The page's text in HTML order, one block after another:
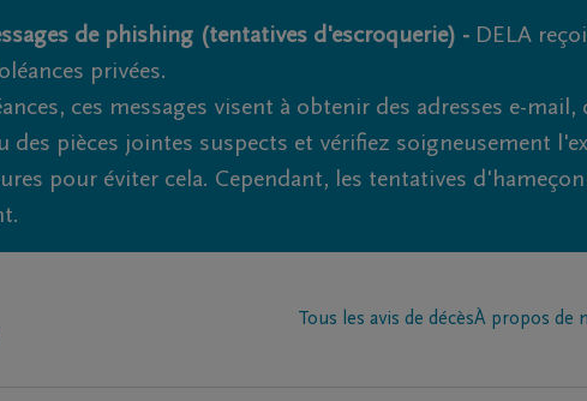
de phishing (tentatives d'escroquerie) - DELA
privées.
ces messages visent à obtenir des adresses e-
des pièces jointes suspects et vérifiez soigneusement
pour éviter cela. Cependant, les tentatives
Tous les avis de décèsÀ propos de